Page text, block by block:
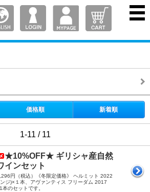
価格順 新着順
1-11 / 11
★10%OFF★ ギリシャ産自然
インセット
円（税込）《冬限定価格》 ヘルミット 2022
ジ)×１本、アヴァンティス フリーダム 2017
本のセットです。